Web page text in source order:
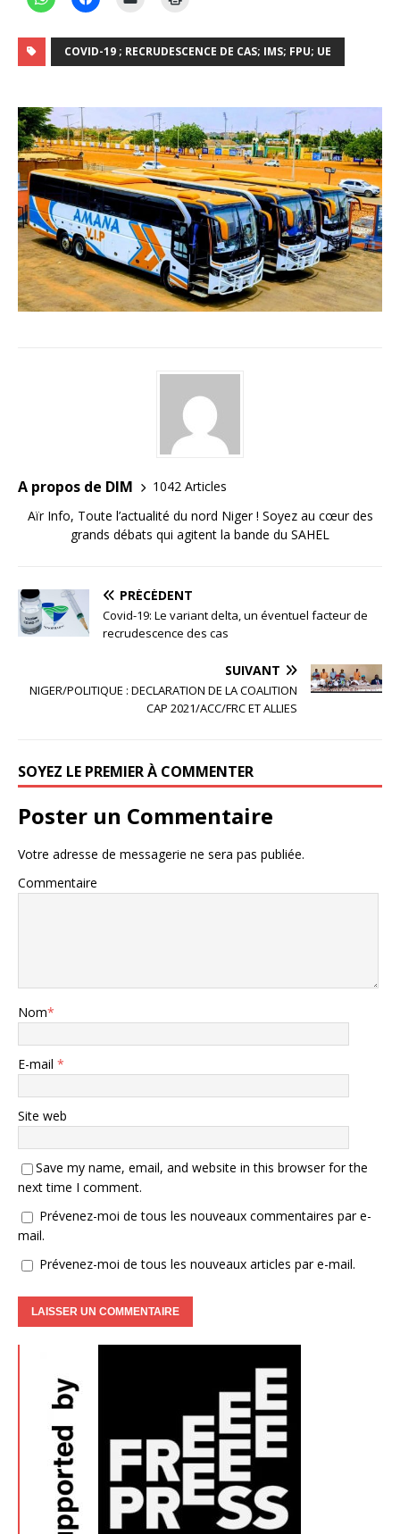
COVID-19 ; RECRUDESCENCE DE CAS; IMS; FPU; UE
A propos de DIM
1042 Articles
Aïr Info, Toute l’actualité du nord Niger ! Soyez au cœur des
grands débats qui agitent la bande du SAHEL
PRÉCÉDENT
Covid-19: Le variant delta, un éventuel facteur de
recrudescence des cas
SUIVANT
NIGER/POLITIQUE : DECLARATION DE LA COALITION
CAP 2021/ACC/FRC ET ALLIES
SOYEZ LE PREMIER À COMMENTER
Poster un Commentaire
Votre adresse de messagerie ne sera pas publiée.
Commentaire
Nom*
E-mail *
Site web
Save my name, email, and website in this browser for the
next time I comment.
Prévenez-moi de tous les nouveaux commentaires par e-
mail.
Prévenez-moi de tous les nouveaux articles par e-mail.